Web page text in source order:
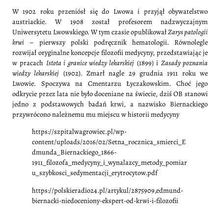
W 1902 roku przeniósł się do Lwowa i przyjął obywatelstwo
austriackie. W 1908 został profesorem nadzwyczajnym
Uniwersytetu Lwowskiego. W tym czasie opublikowałZarys patologii
krwi – pierwszy polski podręcznik hematologii. Równolegle
rozwijał oryginalne koncepcje filozofii medycyny, przedstawiając je
w pracach Istota i granice wiedzy lekarskiej (1899) i Zasady poznania
wiedzy lekarskiej (1902). Zmarł nagle 29 grudnia 1911 roku we
Lwowie. Spoczywa na Cmentarzu Łyczakowskim. Choć jego
odkrycie przez lata nie było doceniane na świecie, dziś OB stanowi
jedno z podstawowych badań krwi, a nazwisko Biernackiego
przywrócono należnemu mu miejscu w historii medycyny
https://szpitalwagrowiec.pl/wp-
content/uploads/2016/02/Setna_rocznica_smierci_E
dmunda_Biernackiego_1866-
1911_filozofa_medycyny_i_wynalazcy_metody_pomiar
u_szybkosci_sedymentacji_erytrocytow.pdf
https://polskieradio24.pl/artykul/2875909,edmund-
biernacki-niedoceniony-ekspert-od-krwi-i-filozofii